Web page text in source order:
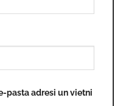
pasta adresi un vietni